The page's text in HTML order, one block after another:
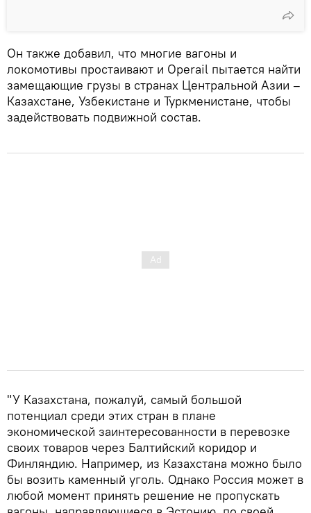
Он также добавил, что многие вагоны и
локомотивы простаивают и Operail пытается найти
замещающие грузы в странах Центральной Азии –
Казахстане, Узбекистане и Туркменистане, чтобы
задействовать подвижной состав.
"У Казахстана, пожалуй, самый большой
потенциал среди этих стран в плане
экономической заинтересованности в перевозке
своих товаров через Балтийский коридор и
Финляндию. Например, из Казахстана можно было
бы возить каменный уголь. Однако Россия может в
любой момент принять решение не пропускать